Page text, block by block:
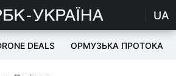
UA
DEALS ОРМУЗЬКА ПРОТОКА